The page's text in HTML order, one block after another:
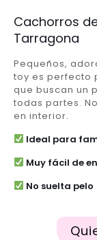
Cachorros
Tarragona
Pequeños,
toy es perfecto
que buscan un
todas partes.
en interior.
Ideal para
Muy fácil de
No suelta pelo